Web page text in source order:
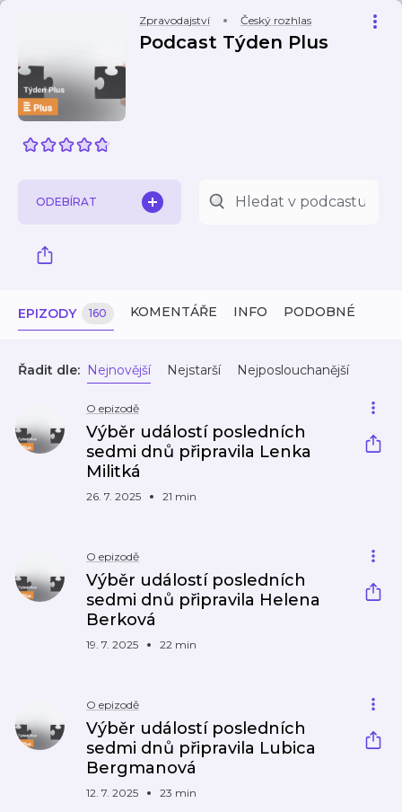
Zpravodajství Český rozhlas
Podcast Týden Plus
ODEBÍRAT
EPIZODY 160 KOMENTÁŘE INFO PODOBNÉ
Řadit dle: Nejnovější Nejstarší Nejposlouchanější
O epizodě
Výběr událostí posledních
sedmi dnů připravila Lenka
Militká
26. 7. 2025 21 min
O epizodě
Výběr událostí posledních
sedmi dnů připravila Helena
Berková
19. 7. 2025 22 min
O epizodě
Výběr událostí posledních
sedmi dnů připravila Lubica
Bergmanová
12. 7. 2025 23 min